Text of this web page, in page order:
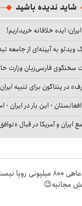
شاید ندیده باشید
ایده خلاقانه خریداریم!
ویدئو به آیینه‌ای از جامعه
فارسی‌زبان وزارت
در پنتاگون برای تنبیه
افغانستان - این بار در ایران -
ایران و آمریکا در قبال
درآمد ماهی 800 میلیونی رویا
مجانیه😉